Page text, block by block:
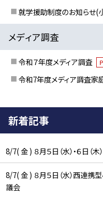
就学援助制度のお知らせ(
メディア調査
令和７年度メディア調査
令和7年度メディア調査家
新着記事
8/7( 金 ) ８月５日（水）・６日
8/7( 金 ) ８月５日（水）西連
議会